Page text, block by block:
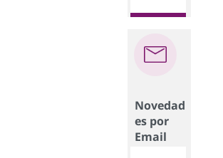
Novedad
es por
Email